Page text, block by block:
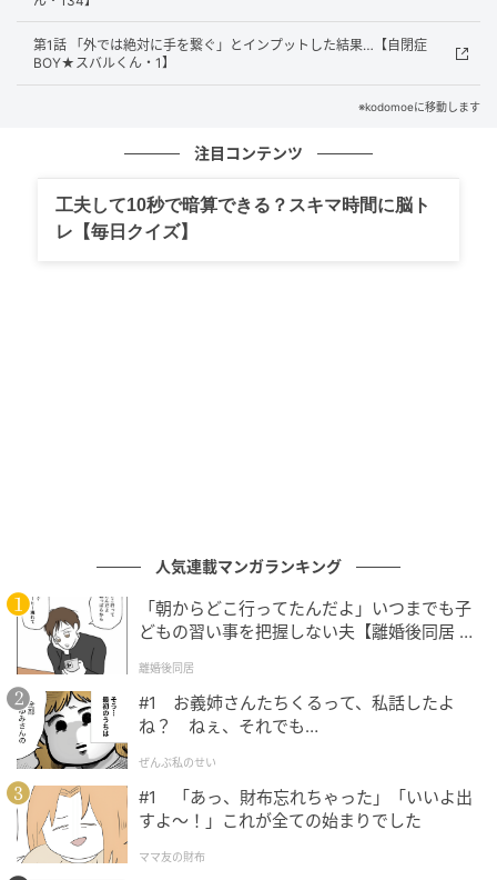
第1話 「外では絶対に手を繋ぐ」とインプットした結果…【自閉症
BOY★スバルくん・1】
※kodomoeに移動します
注目コンテンツ
工夫して10秒で暗算できる？スキマ時間に脳ト
レ【毎日クイズ】
人気連載マンガランキング
「朝からどこ行ってたんだよ」いつまでも子
どもの習い事を把握しない夫【離婚後同居 Vo
離婚後同居
#1 お義姉さんたちくるって、私話したよ
ね？ ねぇ、それでも…
ぜんぶ私のせい
#1 「あっ、財布忘れちゃった」「いいよ出
すよ〜！」これが全ての始まりでした
ママ友の財布